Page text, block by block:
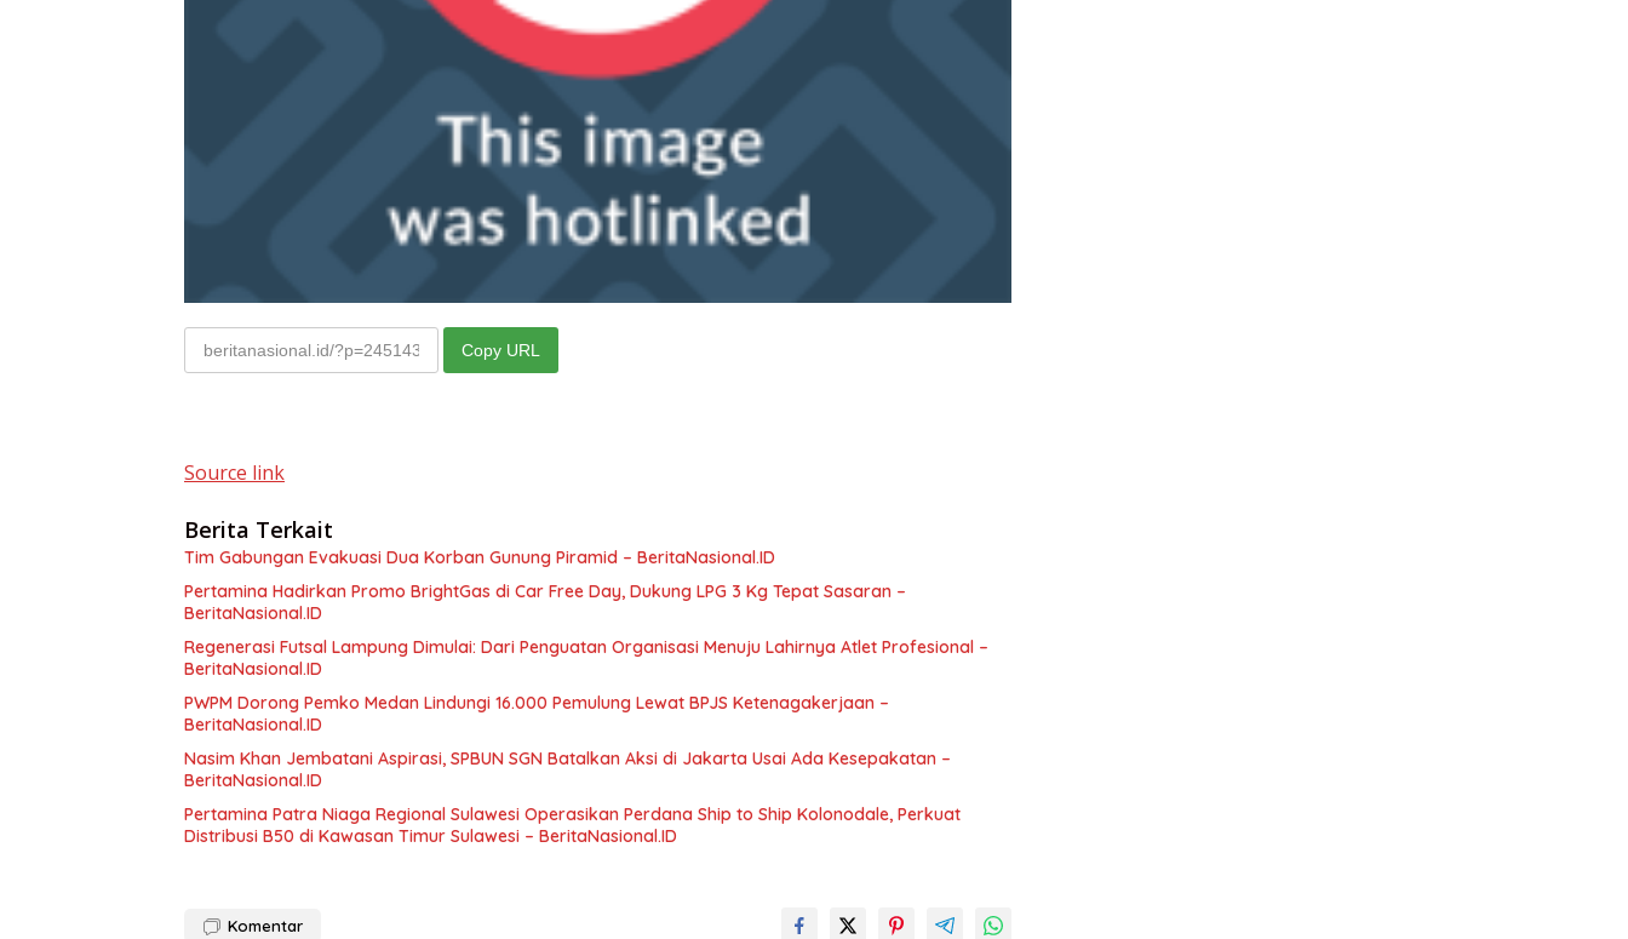
Copy URL
Source link
Berita Terkait
Tim Gabungan Evakuasi Dua Korban Gunung Piramid – BeritaNasional.ID
Pertamina Hadirkan Promo BrightGas di Car Free Day, Dukung LPG 3 Kg Tepat Sasaran –
BeritaNasional.ID
Regenerasi Futsal Lampung Dimulai: Dari Penguatan Organisasi Menuju Lahirnya Atlet Profesional –
BeritaNasional.ID
PWPM Dorong Pemko Medan Lindungi 16.000 Pemulung Lewat BPJS Ketenagakerjaan –
BeritaNasional.ID
Nasim Khan Jembatani Aspirasi, SPBUN SGN Batalkan Aksi di Jakarta Usai Ada Kesepakatan –
BeritaNasional.ID
Pertamina Patra Niaga Regional Sulawesi Operasikan Perdana Ship to Ship Kolonodale, Perkuat
Distribusi B50 di Kawasan Timur Sulawesi – BeritaNasional.ID
Komentar